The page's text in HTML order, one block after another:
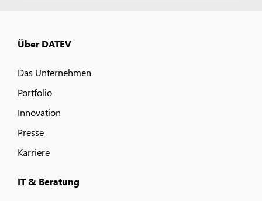
Über DATEV
Das Unternehmen
Portfolio
Innovation
Presse
Karriere
IT & Beratung